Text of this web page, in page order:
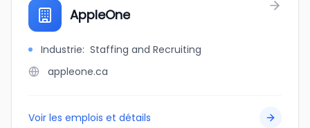
AppleOne
Industrie: Staffing and Recruiting
appleone.ca
Voir les emplois et détails